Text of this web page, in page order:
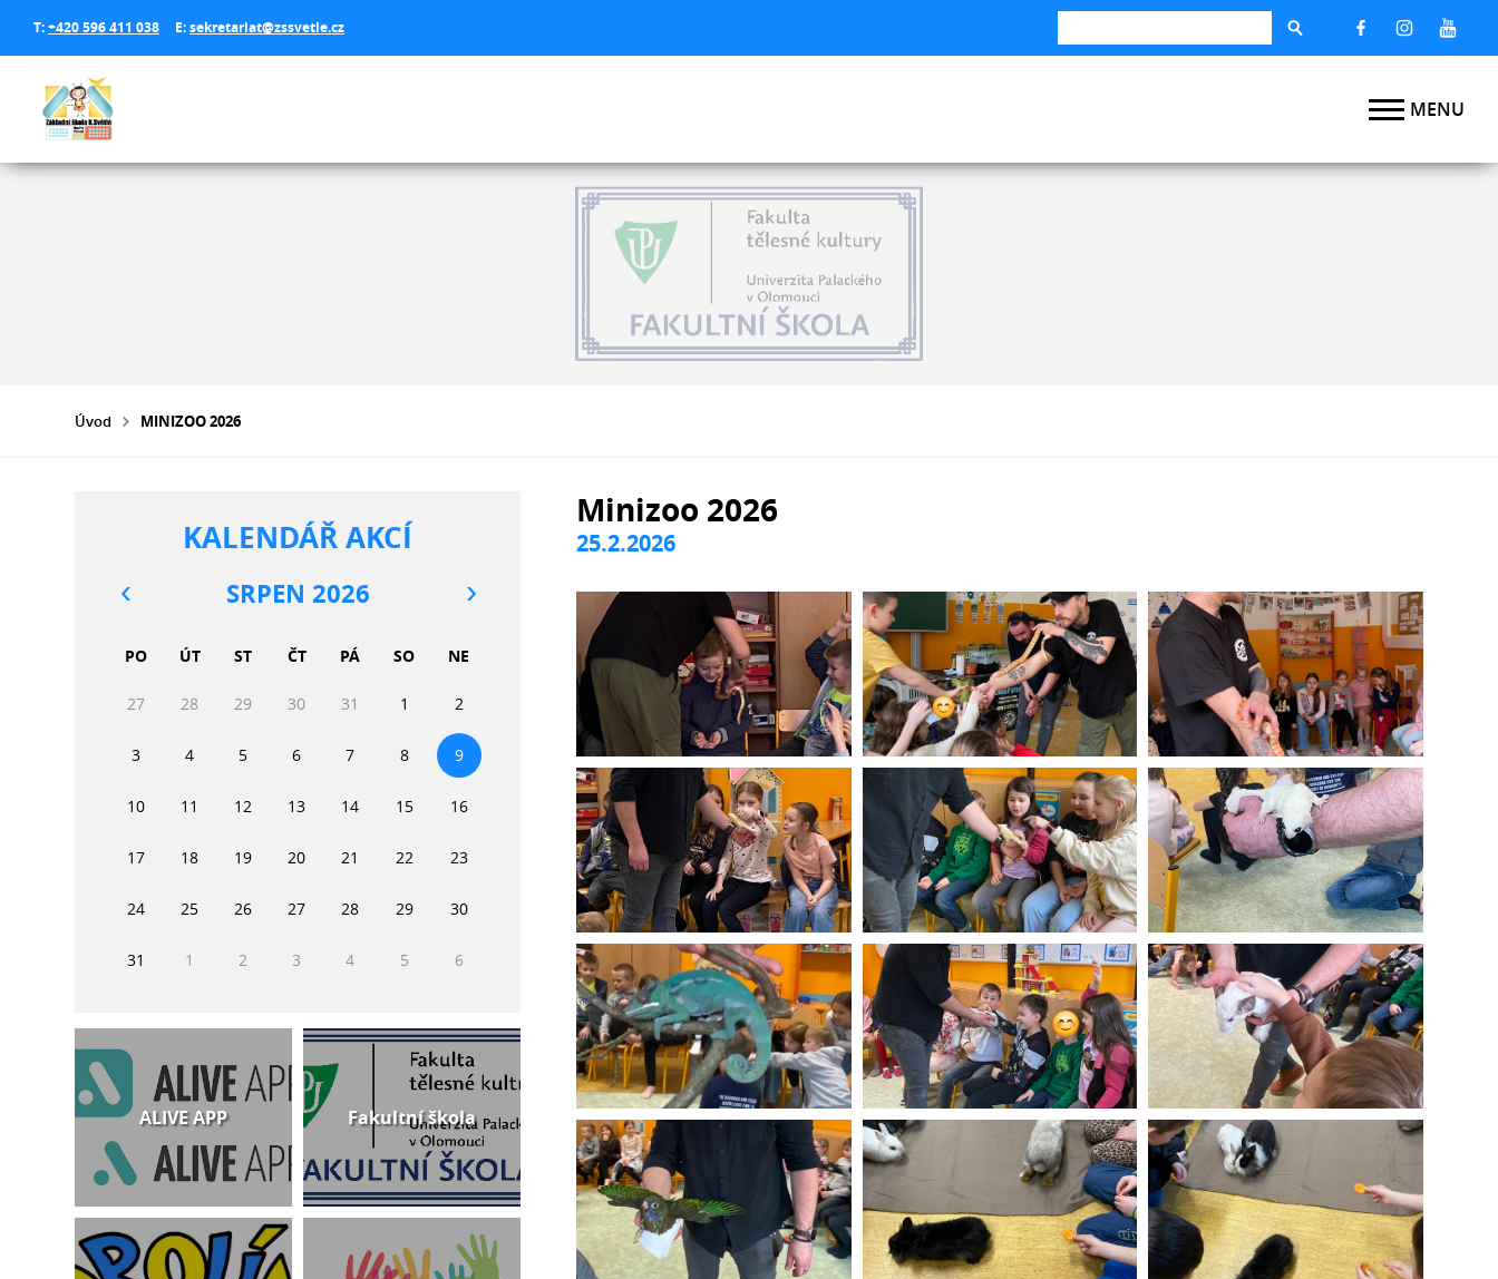
T:+420 596 411 038 E:sekretariat@zssvetle.cz
Úvod MINIZOO 2026
Minizoo 2026
25.2.2026
KALENDÁŘ AKCÍ
SRPEN 2026
PO ÚT ST ČT PÁ SO NE
27 28 29 30 31 1 2
3 4 5 6 7 8 9
10 11 12 13 14 15 16
17 18 19 20 21 22 23
24 25 26 27 28 29 30
31 1 2 3 4 5 6
ALIVE APP Fakultní škola